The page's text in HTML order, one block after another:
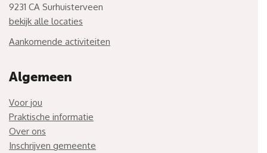
9231 CA Surhuisterveen
bekijk alle locaties
Aankomende activiteiten
Algemeen
Voor jou
Praktische informatie
Over ons
Inschrijven gemeente